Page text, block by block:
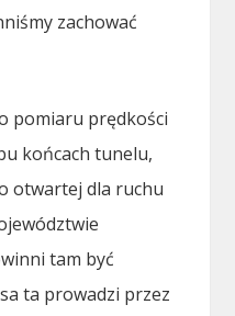
zachować
pomiaru prędkości
końcach tunelu,
otwartej dla ruchu
tam być
ta prowadzi przez